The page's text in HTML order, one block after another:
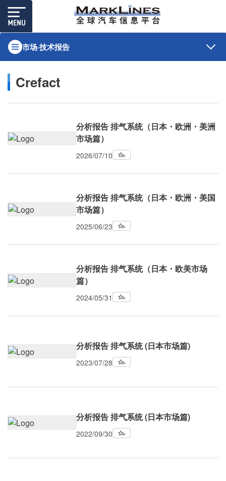
市场·技术报告
Crefact
分析报告 排气系统（日本・欧洲・美洲
市场篇）
2026/07/10
分析报告 排气系统（日本・欧洲・美国
市场篇）
2025/06/23
分析报告 排气系统（日本・欧美市场
篇）
2024/05/31
分析报告 排气系统 (日本市场篇)
2023/07/28
分析报告 排气系统 (日本市场篇)
2022/09/30